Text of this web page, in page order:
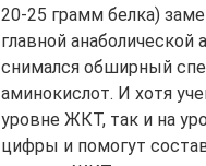
20-25 грамм белка)
главной
снимался обширный
аминокислот. И хотя
уровне ЖКТ, так и на
цифры и помогут